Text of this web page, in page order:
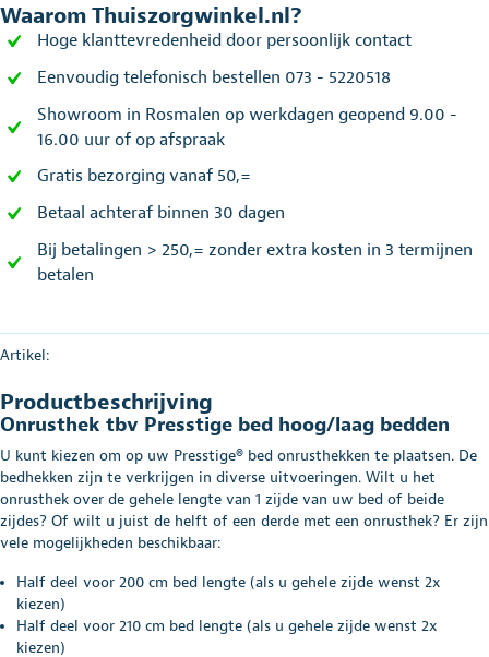
Waarom Thuiszorgwinkel.nl?
Hoge klanttevredenheid door persoonlijk contact
Eenvoudig telefonisch bestellen 073 - 5220518
Showroom in Rosmalen op werkdagen geopend 9.00 -
16.00 uur of op afspraak
Gratis bezorging vanaf 50,=
Betaal achteraf binnen 30 dagen
Bij betalingen > 250,= zonder extra kosten in 3 termijnen
betalen
Artikel:
Productbeschrijving
Onrusthek tbv Presstige bed hoog/laag bedden
U kunt kiezen om op uw Presstige® bed onrusthekken te plaatsen. De
bedhekken zijn te verkrijgen in diverse uitvoeringen. Wilt u het
onrusthek over de gehele lengte van 1 zijde van uw bed of beide
zijdes? Of wilt u juist de helft of een derde met een onrusthek? Er zijn
vele mogelijkheden beschikbaar:
Half deel voor 200 cm bed lengte (als u gehele zijde wenst 2x
kiezen)
Half deel voor 210 cm bed lengte (als u gehele zijde wenst 2x
kiezen)